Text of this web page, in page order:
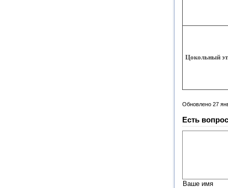
Цокольный
Обновлено 27
Есть
Ваше имя